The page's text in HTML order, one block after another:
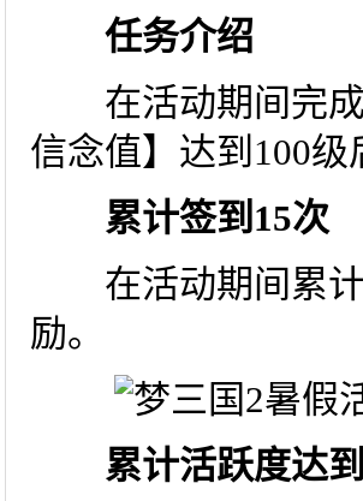
任务介绍
在活动期间完成
信念值】达到100
累计签到15次
在活动期间累计
励。
累计活跃度达